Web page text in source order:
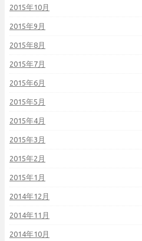
2015年10月
2015年9月
2015年8月
2015年7月
2015年6月
2015年5月
2015年4月
2015年3月
2015年2月
2015年1月
2014年12月
2014年11月
2014年10月